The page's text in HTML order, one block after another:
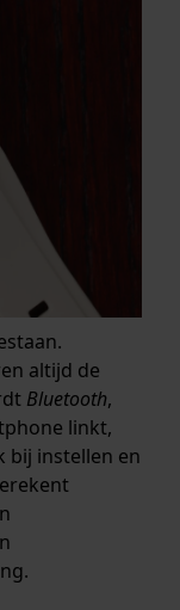
altijd de
Bluetooth,
linkt,
bij instellen en